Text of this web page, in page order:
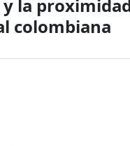
la
colombiana